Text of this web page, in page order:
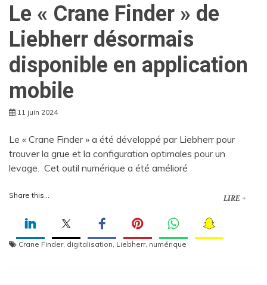
Le « Crane Finder » de
Liebherr désormais
disponible en application
mobile
11 juin 2024
Le « Crane Finder » a été développé par Liebherr pour
trouver la grue et la configuration optimales pour un
levage. Cet outil numérique a été amélioré
Share this... LIRE +
Crane Finder, digitalisation Liebherr, numérique